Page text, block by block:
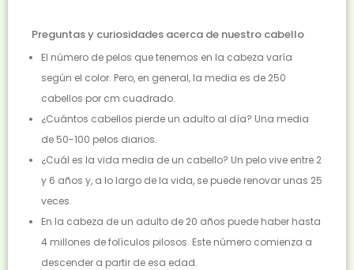
Preguntas y curiosidades acerca de nuestro cabello
El número de pelos que tenemos en la cabeza varía
según el color. Pero, en general, la media es de 250
cabellos por cm cuadrado.
¿Cuántos cabellos pierde un adulto al día? Una media
de 50-100 pelos diarios.
¿Cuál es la vida media de un cabello? Un pelo vive entre 2
y 6 años y, a lo largo de la vida, se puede renovar unas 25
veces.
En la cabeza de un adulto de 20 años puede haber hasta
4 millones de folículos pilosos. Este número comienza a
descender a partir de esa edad.